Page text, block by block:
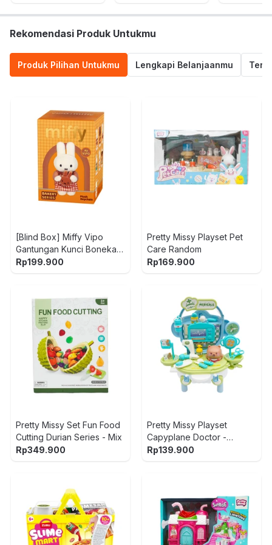
Rekomendasi Produk Untukmu
Produk Pilihan Untukmu Lengkapi Belanjaanmu
[Blind Box] Miffy Vipo
Gantungan Kunci Boneka
Plush Bakery
Rp199.900
Pretty Missy Playset Pet
Care Random
Rp169.900
Pretty Missy Set Fun Food
Cutting Durian Series - Mix
Rp349.900
Pretty Missy Playset
Capyplane Doctor -
Biru/Hijau
Rp139.900